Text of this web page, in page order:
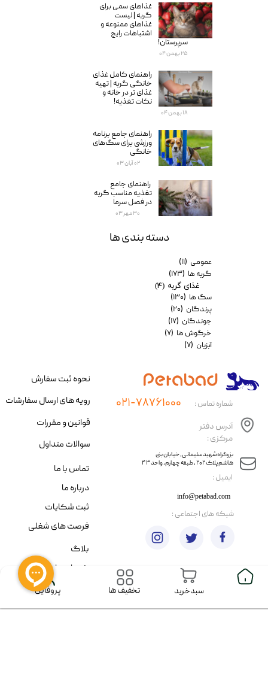
غذاهای سمی برای
گربه‌ | لیست
غذاهای ممنوعه و
اشتباهات رایج
سرپرستان!
۲۵ بهمن ۰۴
راهنمای کامل غذای
خانگی گربه | تهیه
غذای تر در خانه و
نکات تغذیه!
۱۸ بهمن ۰۴
راهنمای جامع برنامه
ورزشی برای سگ‌های
خانگی
۰۲ آبان ۰۳
راهنمای جامع
تغذیه مناسب گربه
در فصل سرما
۳۰ مهر ۰۳
دسته بندی ها
عمومی (۱۱)
گربه ها (۱۷۳)
غذای گربه (۴)
سگ ها (۱۳۰)
پرندگان (۲۰)
جوندگان (۱۷)
خرگوش ها (۷)
آبزیان (۷)
​ایمیل :
آدرس دفتر
مرکزی :
info@petabad.com
​​بزرگراه شهید سلیمانی، خیابان بنی
هاشم پلاک ۲۰۲ ، طبقه چهارم، واحد ۴۳
شماره تماس : ۰۲۱-۷۸۷۶۱۰۰۰
نحوه ثبت سفارش
رویه های ارسال سفارشات
قوانین و مقررات
سوالات متداول
تماس با ما
درباره ما
ثبت شکایات
فرصت های شغلی
​شبکه های اجتماعی :
بلاگ
خدمات دامپزشکی
سبدخرید تخفیف ها پروفایل